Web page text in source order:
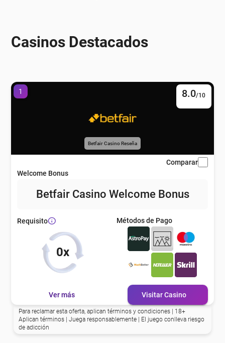
Casinos Destacados
1
Betfair Casino Reseña
8.0/10
Welcome Bonus
Betfair Casino Welcome Bonus
Métodos de Pago
Requisito
0x
Comparar
Visitar Casino
Ver más
Para reclamar esta oferta, aplican términos y condiciones | 18+
Aplican términos | Juega responsablemente | El juego conlleva riesgo
de adicción